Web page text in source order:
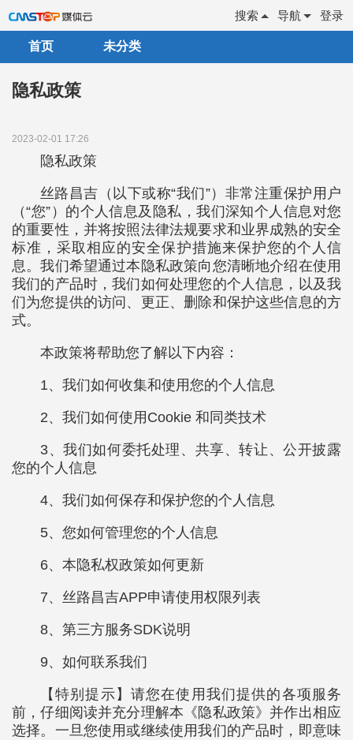
登录
导航
搜索
首页 未分类
隐私政策
2023-02-01 17:26
隐私政策
丝路昌吉（以下或称“我们”）非常注重保护用户
（“您”）的个人信息及隐私，我们深知个人信息对您
的重要性，并将按照法律法规要求和业界成熟的安全
标准，采取相应的安全保护措施来保护您的个人信
息。我们希望通过本隐私政策向您清晰地介绍在使用
我们的产品时，我们如何处理您的个人信息，以及我
们为您提供的访问、更正、删除和保护这些信息的方
式。
本政策将帮助您了解以下内容：
1、我们如何收集和使用您的个人信息
2、我们如何使用Cookie 和同类技术
3、我们如何委托处理、共享、转让、公开披露
您的个人信息
4、我们如何保存和保护您的个人信息
5、您如何管理您的个人信息
6、本隐私权政策如何更新
7、丝路昌吉APP申请使用权限列表
8、第三方服务SDK说明
9、如何联系我们
【特别提示】请您在使用我们提供的各项服务
前，仔细阅读并充分理解本《隐私政策》并作出相应
选择。一旦您使用或继续使用我们的产品时，即意味